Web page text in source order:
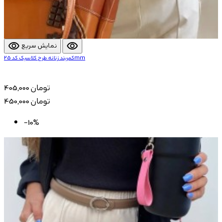
visibility نمایش سریع visibility
کمربند زنانه طرح کلاسیک کد 25mm
405,000 تومان
450,000 تومان
-10%